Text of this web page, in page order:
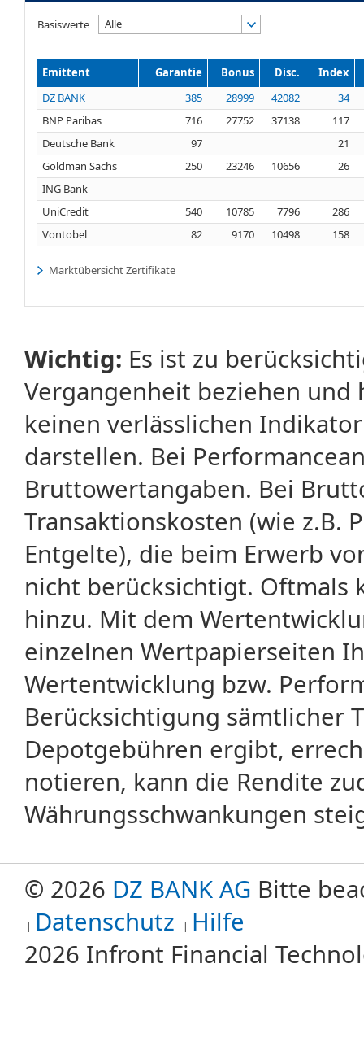
Basiswerte Alle
Emittent Garantie Bonus Disc.
Index
DZ BANK
385 28999 42082
34
BNP Paribas
716 27752 37138
117
Deutsche Bank
97
21
Goldman Sachs
250 23246 10656
26
ING Bank
UniCredit
540 10785 7796
286
Vontobel
82 9170 10498 158
Marktübersicht Zertifikate
Wichtig: Es ist zu
Vergangenheit beziehen
keinen verlässlichen
darstellen. Bei
Bruttowertangaben. Bei
Transaktionskosten (wie z.B.
Entgelte), die beim Erwerb
nicht berücksichtigt. Oftmals
hinzu. Mit dem
einzelnen Wertpapierseiten
Wertentwicklung bzw.
Berücksichtigung sämtlicher
Depotgebühren ergibt,
notieren, kann die Rendite
Währungsschwankungen
© 2026 DZ BANK AG Bitte
Datenschutz Hilfe
2026 Infront Financial